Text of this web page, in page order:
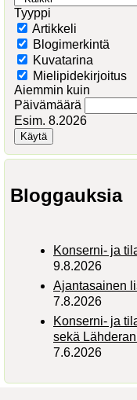
Tyyppi
Artikkeli
Blogimerkintä
Kuvatarina
Mielipidekirjoitus
Aiemmin kuin
Päivämäärä
Esim. 8.2026
Bloggauksia
Konserni- ja
9.8.2026
Ajantasainen
7.8.2026
Konserni- ja
sekä
7.6.2026